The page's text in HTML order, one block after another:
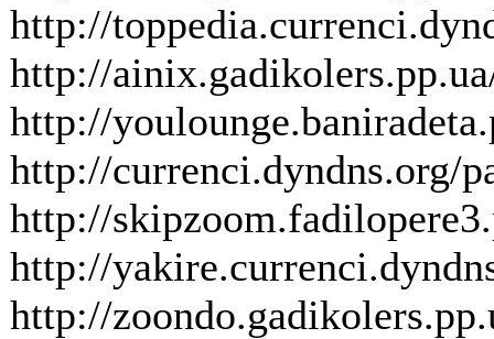
http://
http://
http://
http://currenci.dyndns.org/
http://
http://
http://